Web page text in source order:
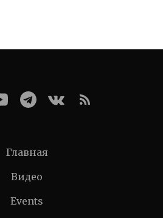
Главная
Видео
Events